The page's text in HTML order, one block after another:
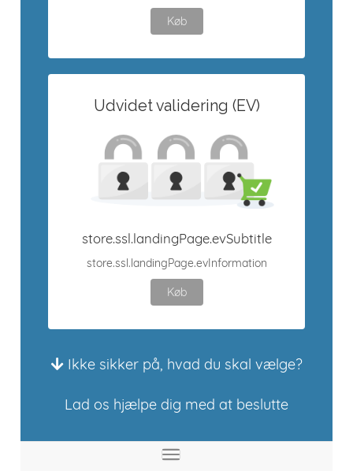
Køb
Udvidet validering (EV)
store.ssl.landingPage.evSubtitle
store.ssl.landingPage.evInformation
Køb
Ikke sikker på, hvad du skal vælge?
Lad os hjælpe dig med at beslutte
store.toggleNav